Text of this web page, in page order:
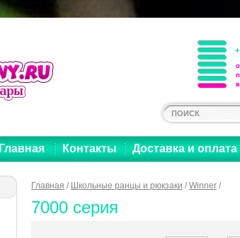
Главная Контакты Доставка и оплата
Главная / Школьные ранцы и рюкзаки /Winner /
7000 серия